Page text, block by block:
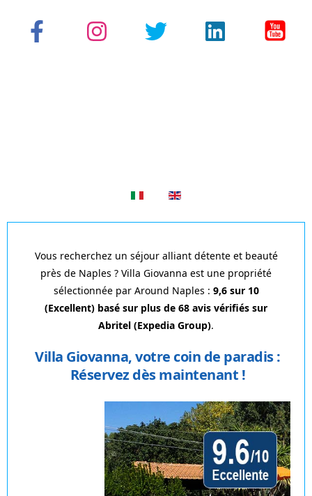
Sélectionnez votre langue
Vous recherchez un séjour alliant détente et beauté
près de Naples ? Villa Giovanna est une propriété
sélectionnée par Around Naples : 9,6 sur 10
(Excellent) basé sur plus de 68 avis vérifiés sur
Abritel (Expedia Group).
Villa Giovanna, votre coin de paradis :
Réservez dès maintenant !